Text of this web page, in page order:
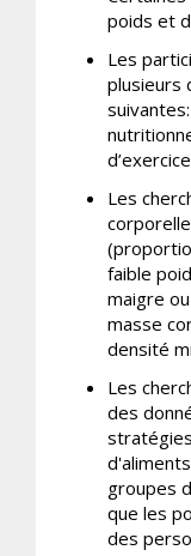
poids et
Les
plusieurs
Les
faible
maigre
masse
densité
Les
des
groupes
que les
des